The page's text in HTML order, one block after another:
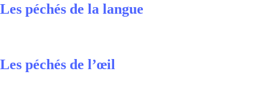
Les péchés de la langue
Les péchés de l’œil